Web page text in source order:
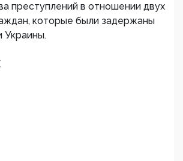
преступлений в отношении двух
которые были задержаны
Украины.